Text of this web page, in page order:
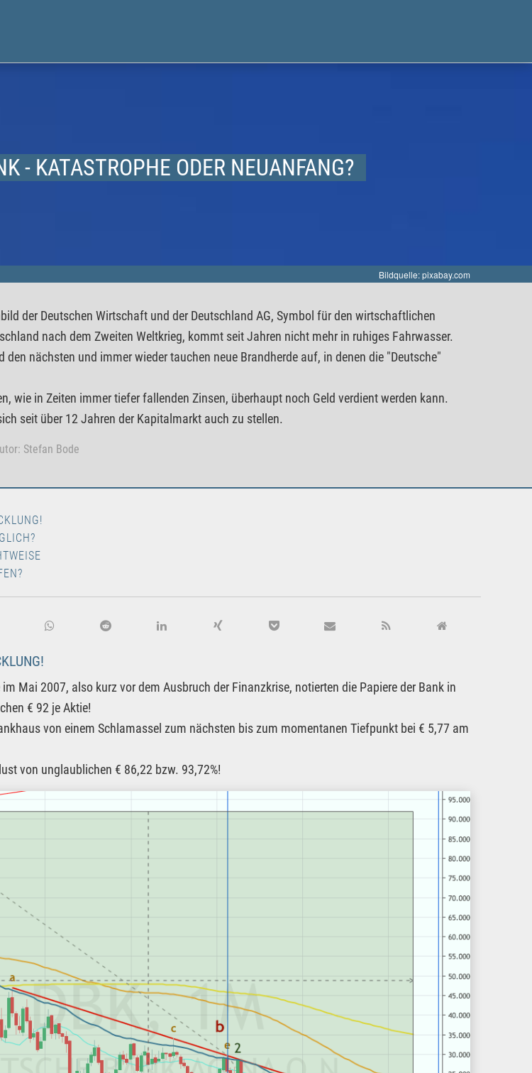
- KATASTROPHE ODER NEUANFANG?
Bildquelle: pixabay.com
der Deutschen Wirtschaft und der Deutschland AG, Symbol für den wirtschaftlichen
nach dem Zweiten Weltkrieg, kommt seit Jahren nicht mehr in ruhiges Fahrwasser.
den nächsten und immer wieder tauchen neue Brandherde auf, in denen die "Deutsche"
wie in Zeiten immer tiefer fallenden Zinsen, überhaupt noch Geld verdient werden kann.
seit über 12 Jahren der Kapitalmarkt auch zu stellen.
Stefan Bode
Mai 2007, also kurz vor dem Ausbruch der Finanzkrise, notierten die Papiere der Bank in
€ 92 je Aktie!
von einem Schlamassel zum nächsten bis zum momentanen Tiefpunkt bei € 5,77 am
von unglaublichen € 86,22 bzw. 93,72%!